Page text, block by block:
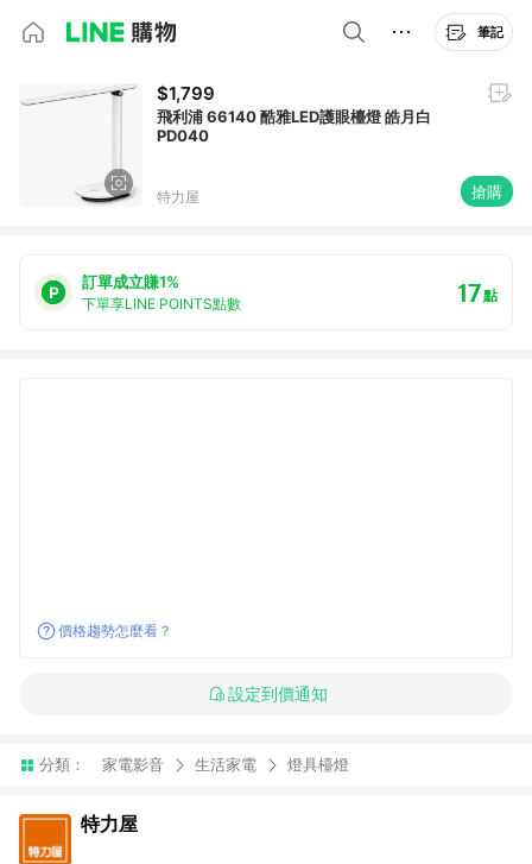
筆記
$1,799
飛利浦 66140 酷雅LED護眼檯燈 皓月白
PD040
特力屋 搶購
訂單成立賺1%
下單享LINE POINTS點數 17點
價格趨勢怎麼看？
設定到價通知
分類： 家電影音 生活家電 燈具檯燈
特力屋